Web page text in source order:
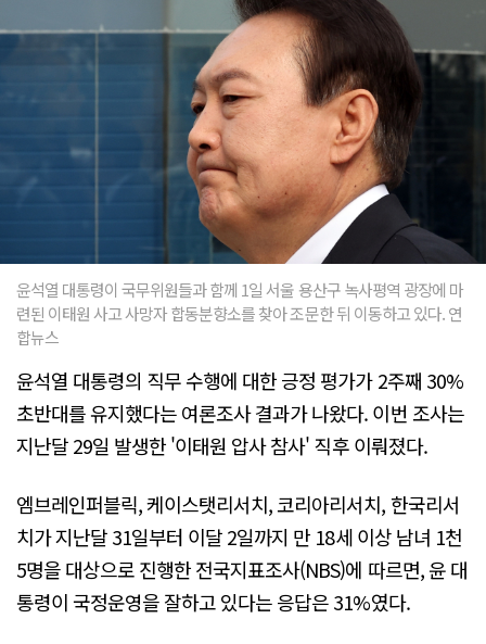
윤석열 대통령이 국무위원들과 함께 1일 서울 용산구 녹사평역 광장에 마
련된 이태원 사고 사망자 합동분향소를 찾아 조문한 뒤 이동하고 있다. 연
합뉴스
윤석열 대통령의 직무 수행에 대한 긍정 평가가 2주째 30%
초반대를 유지했다는 여론조사 결과가 나왔다. 이번 조사는
지난달 29일 발생한 '이태원 압사 참사' 직후 이뤄졌다.
엠브레인퍼블릭, 케이스탯리서치, 코리아리서치, 한국리서
치가 지난달 31일부터 이달 2일까지 만 18세 이상 남녀 1천
5명을 대상으로 진행한 전국지표조사(NBS)에 따르면, 윤 대
통령이 국정운영을 잘하고 있다는 응답은 31%였다.